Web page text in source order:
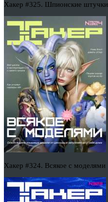
Хакер #325. Шпионские штучки
Хакер #324. Всякое с моделями